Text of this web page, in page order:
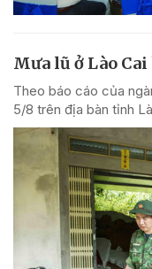
Mưa lũ ở Lào
Theo báo cáo của
5/8 trên địa bàn tỉnh